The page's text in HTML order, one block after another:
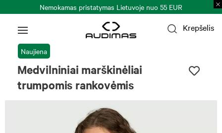
Nemokamas pristatymas Lietuvoje nuo 55 EUR
Krepšelis
Naujiena
Medvilniniai marškinėliai
trumpomis rankovėmis